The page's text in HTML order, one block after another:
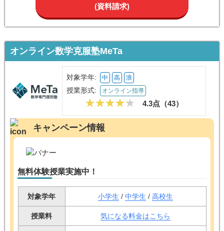
(資料請求)
オンライン数学克服塾MeTa
対象学年: 中 高 浪
授業形式: オンライン指導
4.3点（43）
キャンペーン情報
無料体験授業実施中！
対象学年 小学生 / 中学生 / 高校生
授業料 気になる料金はこちら